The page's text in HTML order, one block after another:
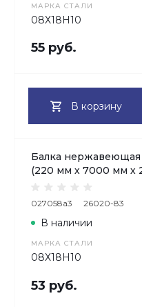
МАРКА СТАЛИ
08Х18H10
55 руб.
В корзину
Балка нержавеющая
(220 мм х 7000 мм х
027058a3 26020-83
МАРКА СТАЛИ
08Х18H10
В наличии
53 руб.